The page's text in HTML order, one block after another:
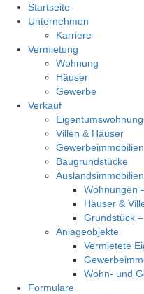
Startseite
Unternehmen
Karriere
Vermietung
Wohnung
Häuser
Gewerbe
Verkauf
Villen & Häuser
Gewerbeimmobilien
Baugrundstücke
Auslandsimmobilien
Wohnungen
Häuser &
Grundstück
Anlageobjekte
Vermietete
Wohn- und
Formulare